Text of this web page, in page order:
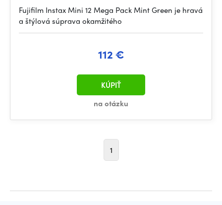
Fujifilm Instax Mini 12 Mega Pack Mint Green je hravá
a štýlová súprava okamžitého
112 €
na otázku
KÚPIŤ
1